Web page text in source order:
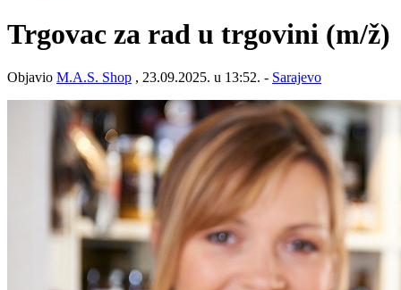
Trgovac za rad u trgovini (m/ž)
Objavio M.A.S. Shop , 23.09.2025. u 13:52. - Sarajevo